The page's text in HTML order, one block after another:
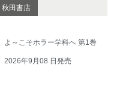
秋田書店
よ～こそホラー学科へ 第1巻
2026年9月08 日発売